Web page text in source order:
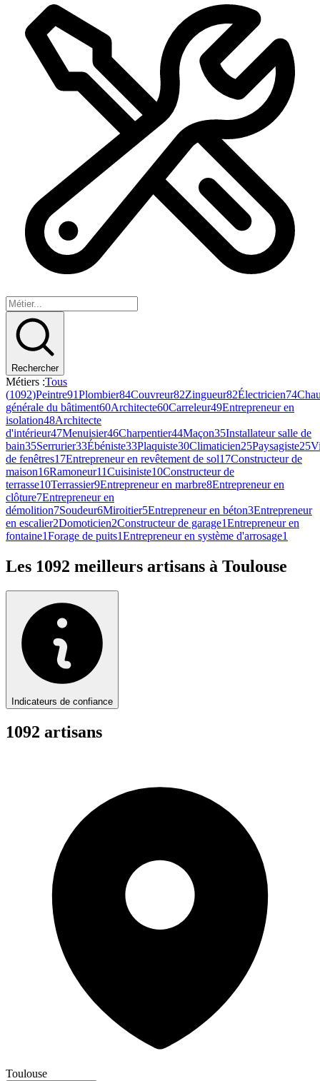
Rechercher
Métiers :Tous
(1092)Peintre91Plombier84Couvreur82Zingueur82Électricien74
générale du bâtiment60Architecte60Carreleur49Entrepreneur en
isolation48Architecte
d'intérieur47Menuisier46Charpentier44Maçon35Installateur salle de
bain35Serrurier33Ébéniste33Plaquiste30Climaticien25Paysagiste25
de fenêtres17Entrepreneur en revêtement de sol17Constructeur de
maison16Ramoneur11Cuisiniste10Constructeur de
terrasse10Terrassier9Entrepreneur en marbre8Entrepreneur en
clôture7Entrepreneur en
démolition7Soudeur6Miroitier5Entrepreneur en béton3Entrepreneur
en escalier2Domoticien2Constructeur de garage1Entrepreneur en
fontaine1Forage de puits1Entrepreneur en système d'arrosage1
Les 1092 meilleurs artisans à Toulouse
Indicateurs de confiance
1092 artisans
Toulouse